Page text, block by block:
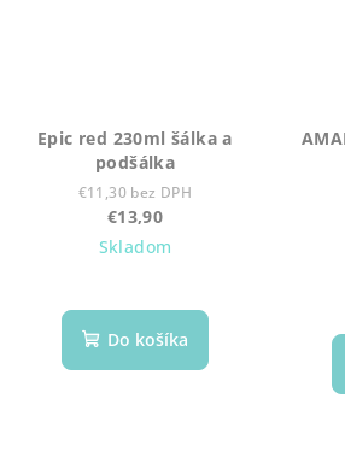
Epic red 230ml šálka a
podšálka
€11,30 bez DPH
€13,90
Skladom
Do košíka